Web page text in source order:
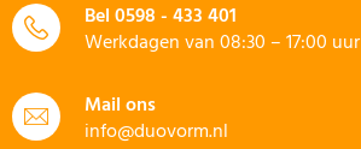
Bel0598 - 433 401
Werkdagen van 08:30 – 17:00 uur
Mail ons
info@duovorm.nl